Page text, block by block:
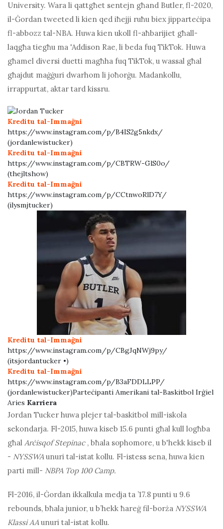
University. Wara li qattgħet sentejn għand Butler, fl-2020,
il-Ġordan tweeted li kien qed iħejji ruħu biex jipparteċipa
fl-abbozz tal-NBA. Huwa kien ukoll fl-aħbarijiet għall-
laqgħa tiegħu ma 'Addison Rae, li beda fuq TikTok. Huwa
għamel diversi duetti magħha fuq TikTok, u wassal għal
għajdut maġġuri dwarhom li joħorġu. Madankollu,
irrappurtat, aktar tard kissru.
Kreditu tal-Immaġni
https://www.instagram.com/p/B4IS2g5nkdx/
(jordanlewistucker)
Kreditu tal-Immaġni
https://www.instagram.com/p/CBTRW-GlS0o/
(thejltshow)
Kreditu tal-Immaġni
https://www.instagram.com/p/CCtnwoRlD7Y/
(ilysmjtucker)
Kreditu tal-Immaġni
https://www.instagram.com/p/CBgJqNWj9py/
(itsjordantucker •)
Kreditu tal-Immaġni
https://www.instagram.com/p/B3aFDDLLPP/
(jordanlewistucker)Parteċipanti Amerikani tal-Baskitbol Irġiel
Aries Karriera
Jordan Tucker huwa plejer tal-baskitbol mill-iskola
sekondarja. Fl-2015, huwa kiseb 15.6 punti għal kull logħba
għal Arċisqof Stepinac, bħala sophomore, u b'hekk kiseb il
- NYSSWAunuri tal-istat kollu. Fl-istess sena, huwa kien
parti mill- NBPA Top 100 Camp.
Fl-2016, il-Ġordan ikkalkula medja ta ’17.8 punti u 9.6
rebounds, bħala junior, u b’hekk ħareġ fil-borża NYSSWA
Klassi AAunuri tal-istat kollu.